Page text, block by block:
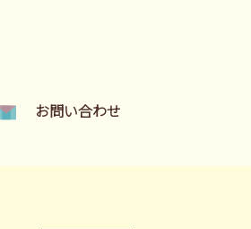
お問い合わせ